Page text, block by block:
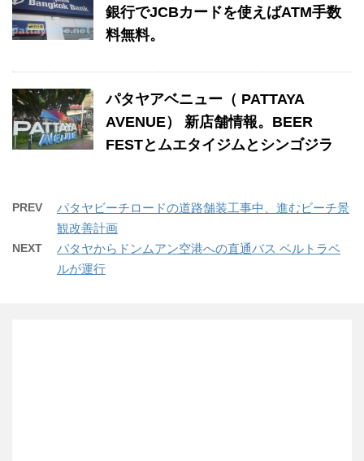
銀行でJCBカードを使えばATM手数
料無料。
パタヤアベニュー（ PATTAYA
AVENUE） 新店舗情報。BEER
FESTとムエタイジムとシンゴジラ
PREV
パタヤビーチロードの道路舗装工事中、進むビーチ景
観改善計画
NEXT
パタヤからドンムアン空港への直通バス ベルトラベ
ルが運行